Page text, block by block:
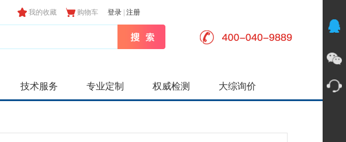
我的收藏 购物车 登录 注册
技术服务 专业定制 权威检测 大综询价